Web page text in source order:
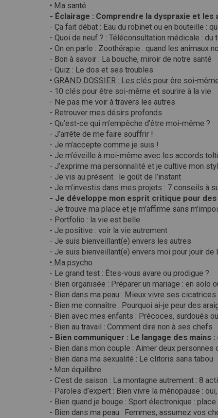
• Ma santé
- Éclairage : Comprendre la dyspraxie et les
- Ça fait débat : Eau du robinet ou en bouteille :
- Quoi de neuf ? : Téléconsultation médicale : du
- On en parle : Zoothérapie : quand les animaux
- Bon à savoir : La bouche, miroir de notre santé
- Quiz : Le dos et ses troubles
• GRAND DOSSIER : Les clés pour êre soi-
- 10 clés pour être soi-même et sourire à la vie
- Ne pas me voir à travers les autres
- Retrouver mes désirs profonds
- Qu’est-ce qui m’empêche d’être moi-même ?
- J’arrête de me faire souffrir !
- Je m’accepte comme je suis !
- Je m’éveille à moi-même avec les accords
- J’exprime ma personnalité et je cultive mon
- Je vis au présent : le goût de l’instant
- Je m’investis dans mes projets : 7 conseils à
- Je développe mon esprit critique pour
- Je trouve ma place et je m’affirme sans
- Portfolio : la vie est belle
- Je positive : voir la vie autrement
- Je suis bienveillant(e) envers les autres
- Je suis bienveillant(e) envers moi pour jouir de
• Ma psycho
- Le grand test : Êtes-vous avare ou prodigue ?
- Bien organisée : Préparer un mariage : en solo
- Bien dans ma peau : Mieux vivre ses cicatrices
- Bien me connaître : Pourquoi ai-je peur des
- Bien avec mes enfants : Précoces, surdoués
- Bien au travail : Comment dire non à ses chefs
- Bien communiquer : Le langage des mains
- Bien dans mon couple : Aimer deux personnes
- Bien dans ma sexualité : Le clitoris sans tabou
• Mon équilibre
- C’est de saison : La montagne autrement : 8
- Paroles d’expert : Bien vivre la ménopause :
- Bien quand je bouge : Sport électronique :
- Bien dans ma peau : Femmes, assumez vos